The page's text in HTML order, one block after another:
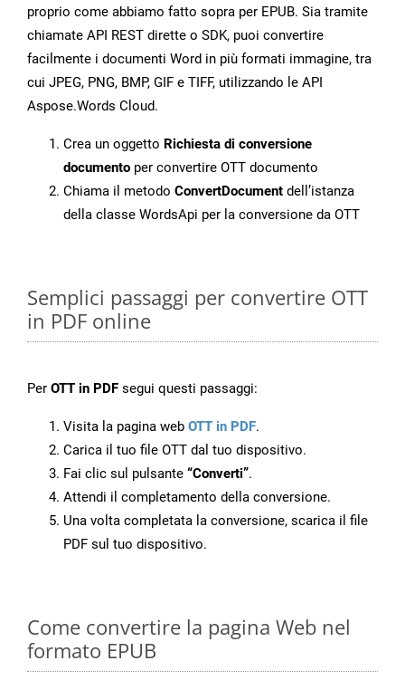
proprio come abbiamo fatto sopra per EPUB. Sia tramite
chiamate API REST dirette o SDK, puoi convertire
facilmente i documenti Word in più formati immagine, tra
cui JPEG, PNG, BMP, GIF e TIFF, utilizzando le API
Aspose.Words Cloud.
Crea un oggetto Richiesta di conversione
documento per convertire OTT documento
Chiama il metodo ConvertDocument dell’istanza
della classe WordsApi per la conversione da OTT
Semplici passaggi per convertire OTT
in PDF online
Per OTT in PDF segui questi passaggi:
Visita la pagina web OTT in PDF.
Carica il tuo file OTT dal tuo dispositivo.
Fai clic sul pulsante “Converti”.
Attendi il completamento della conversione.
Una volta completata la conversione, scarica il file
PDF sul tuo dispositivo.
Come convertire la pagina Web nel
formato EPUB